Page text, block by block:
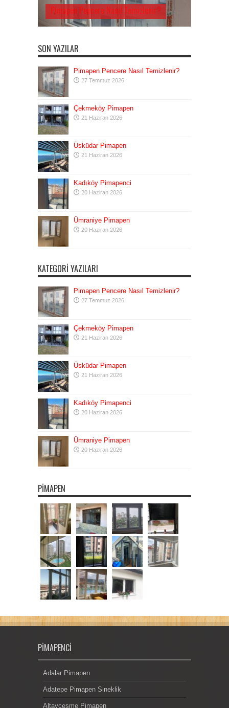
Pimapen Pencere Nasıl Temizlenir?
SON YAZILAR
Pimapen Pencere Nasıl Temizlenir?
27 Temmuz 2026
Çekmeköy Pimapen
21 Haziran 2026
Üsküdar Pimapen
21 Haziran 2026
Kadıköy Pimapenci
20 Haziran 2026
Ümraniye Pimapen
20 Haziran 2026
KATEGORI YAZILARI
Pimapen Pencere Nasıl Temizlenir?
27 Temmuz 2026
Çekmeköy Pimapen
21 Haziran 2026
Üsküdar Pimapen
21 Haziran 2026
Kadıköy Pimapenci
20 Haziran 2026
Ümraniye Pimapen
20 Haziran 2026
PIMAPEN
PIMAPENCI
Adalar Pimapen
Adatepe Pimapen Sineklik
Altayçeşme Pimapen